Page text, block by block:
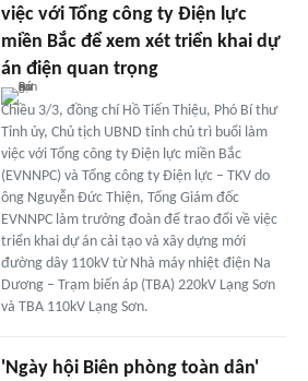
việc với Tổng công ty Điện lực
miền Bắc để xem xét triển khai dự
án điện quan trọng
Chiều 3/3, đồng chí Hồ Tiến Thiệu, Phó Bí thư
Tỉnh ủy, Chủ tịch UBND tỉnh chủ trì buổi làm
việc với Tổng công ty Điện lực miền Bắc
(EVNNPC) và Tổng công ty Điện lực – TKV do
ông Nguyễn Đức Thiện, Tổng Giám đốc
EVNNPC làm trưởng đoàn để trao đổi về việc
triển khai dự án cải tạo và xây dựng mới
đường dây 110kV từ Nhà máy nhiệt điện Na
Dương – Trạm biến áp (TBA) 220kV Lạng Sơn
và TBA 110kV Lạng Sơn.
'Ngày hội Biên phòng toàn dân'